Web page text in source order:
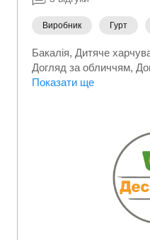
Виробник Гурт
Бакалія Дитяче
Догляд за обличчям
Доглядова косметика
Показати ще